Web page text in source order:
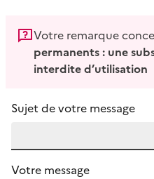
Votre remarque
permanents : une
interdite d’utilisation
Sujet de votre message
Votre message